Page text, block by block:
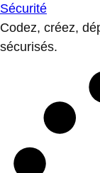
Sécurité
Codez, créez,
sécurisés.